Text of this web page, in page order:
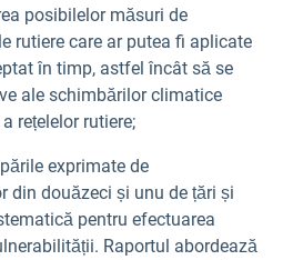
posibilelor măsuri de
rutiere care ar putea fi aplicate
în timp, astfel încât să se
ale schimbărilor climatice
rețelelor rutiere;
exprimate de
din douăzeci și unu de țări și
pentru efectuarea
Raportul abordează